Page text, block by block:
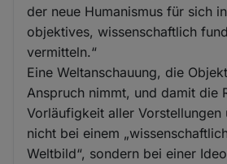
der neue Humanismus für sich
objektives, wissenschaftlich
vermitteln.“
Eine Weltanschauung, die
Anspruch nimmt, und damit die
Vorläufigkeit aller Vorstellungen
nicht bei einem
Weltbild“, sondern bei einer